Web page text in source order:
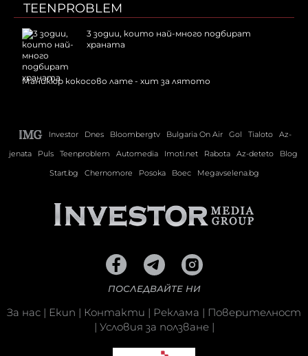
TEENPROBLEM
3 зодии, които най-много подбират
храната
Маникюр кокосово лате - хит за лятото
Investor Dnes Bloombergtv Bulgaria On Air Gol Tialoto
Az-
jenata
Puls Teenproblem Automedia Imoti.net Rabota Az-deteto
Blog
Start.bg
Chernomore Posoka Boec Megavselena.bg
ПОСЛЕДВАЙТЕ НИ
За нас | Екип | Контакти | Реклама | Поверителност
| Условия за ползване|